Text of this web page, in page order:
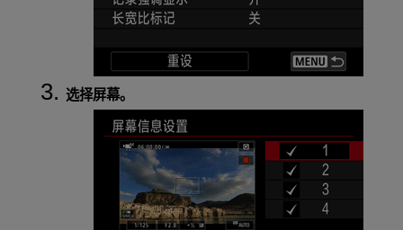
选择屏幕。